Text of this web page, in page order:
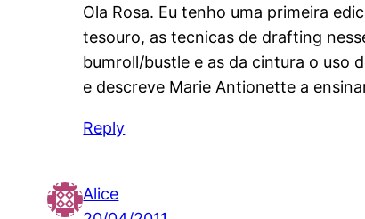
Ola Rosa. Eu tenho uma primeira
tesouro, as tecnicas de drafting
bumroll/bustle e as da cintura o uso
e descreve Marie Antionette a
Reply
Alice